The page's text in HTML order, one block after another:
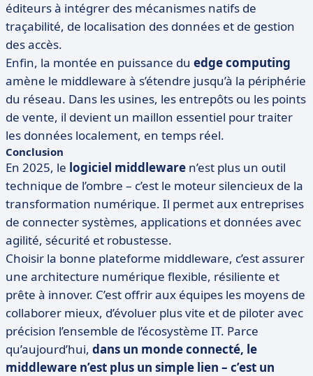
éditeurs à intégrer des mécanismes natifs de
traçabilité, de localisation des données et de gestion
des accès.
Enfin, la montée en puissance du edge computing
amène le middleware à s’étendre jusqu’à la périphérie
du réseau. Dans les usines, les entrepôts ou les points
de vente, il devient un maillon essentiel pour traiter
les données localement, en temps réel.
Conclusion
En 2025, le logiciel middleware n’est plus un outil
technique de l’ombre – c’est le moteur silencieux de la
transformation numérique. Il permet aux entreprises
de connecter systèmes, applications et données avec
agilité, sécurité et robustesse.
Choisir la bonne plateforme middleware, c’est assurer
une architecture numérique flexible, résiliente et
prête à innover. C’est offrir aux équipes les moyens de
collaborer mieux, d’évoluer plus vite et de piloter avec
précision l’ensemble de l’écosystème IT. Parce
qu’aujourd’hui, dans un monde connecté, le
middleware n’est plus un simple lien – c’est un